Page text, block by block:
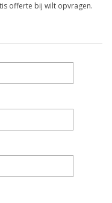
offerte bij wilt opvragen.